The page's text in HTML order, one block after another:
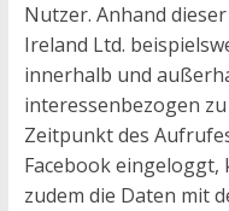
Nutzer. Anhand
Ireland Ltd.
innerhalb und
interessenbezogen
Zeitpunkt des
Facebook eingeloggt,
zudem die Daten mit